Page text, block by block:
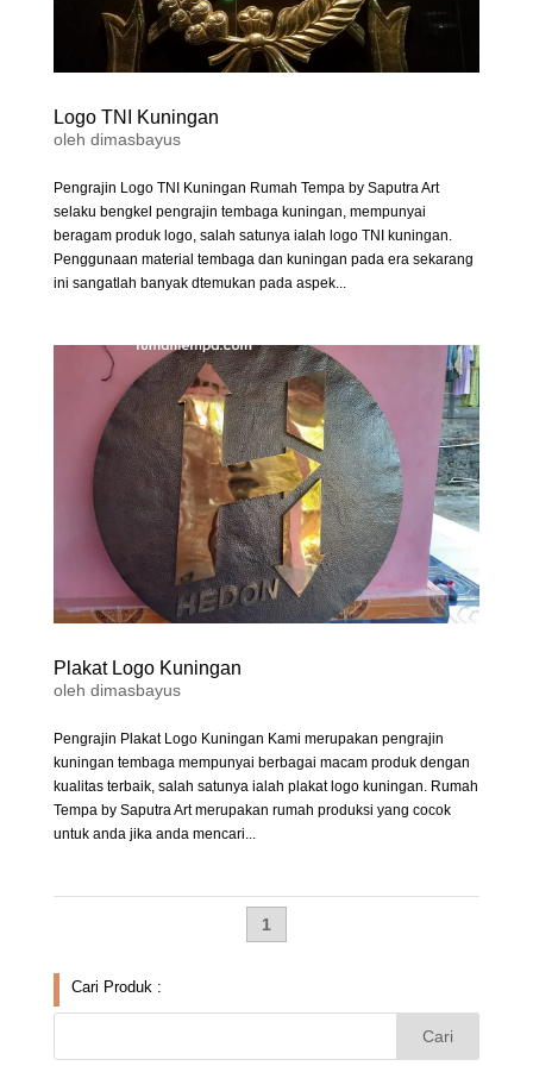
Logo TNI Kuningan
oleh dimasbayus
Pengrajin Logo TNI Kuningan Rumah Tempa by Saputra Art
selaku bengkel pengrajin tembaga kuningan, mempunyai
beragam produk logo, salah satunya ialah logo TNI kuningan.
Penggunaan material tembaga dan kuningan pada era sekarang
ini sangatlah banyak dtemukan pada aspek...
Plakat Logo Kuningan
oleh dimasbayus
Pengrajin Plakat Logo Kuningan Kami merupakan pengrajin
kuningan tembaga mempunyai berbagai macam produk dengan
kualitas terbaik, salah satunya ialah plakat logo kuningan. Rumah
Tempa by Saputra Art merupakan rumah produksi yang cocok
untuk anda jika anda mencari...
1
Cari Produk :